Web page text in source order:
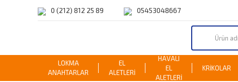
0 (212) 812 25 89 05453048667
LOKMA
ANAHTARLAR
EL
ALETLERİ
HAVALI
EL
ALETLERİ
KRİKOLAR